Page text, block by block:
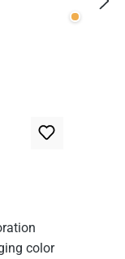
Wenige
color